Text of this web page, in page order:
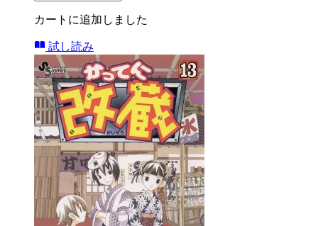
カートに追加しました
試し読み